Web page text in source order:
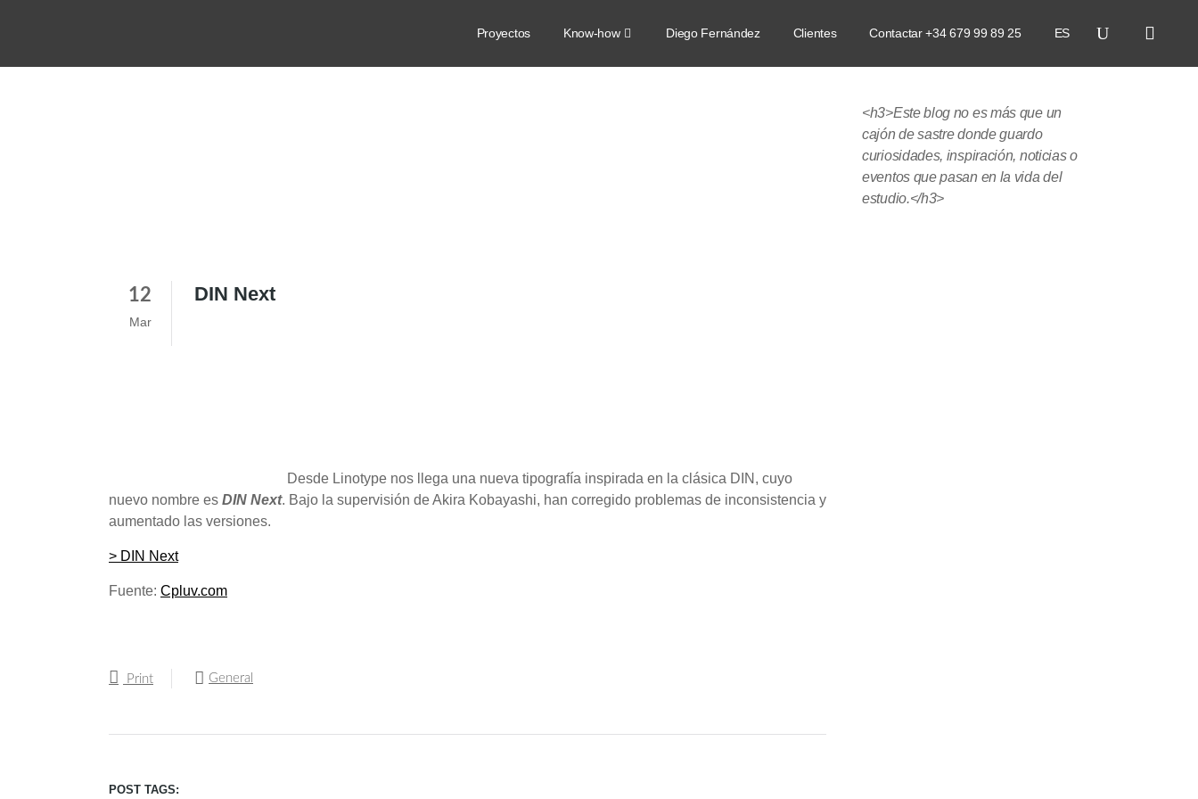
Proyectos Know-how Diego Fernández Clientes Contactar +34 679 99 89 25 ES
12
Mar
DIN Next
Desde Linotype nos llega una nueva tipografía inspirada en la clásica DIN, cuyo
nuevo nombre es DIN Next. Bajo la supervisión de Akira Kobayashi, han corregido problemas de inconsistencia y
aumentado las versiones.
> DIN Next
Fuente: Cpluv.com
Print General
POST TAGS:
<h3>Este blog no es más que un
cajón de sastre donde guardo
curiosidades, inspiración, noticias o
eventos que pasan en la vida del
estudio.</h3>